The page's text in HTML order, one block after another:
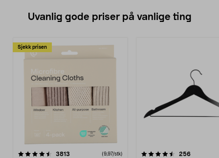
Uvanlig gode priser på vanlige ting
Sjekk prisen
3813 anmeldelser(9,97/stk)
4.5av 5 stjerner 256
4.5av 5 stjerner